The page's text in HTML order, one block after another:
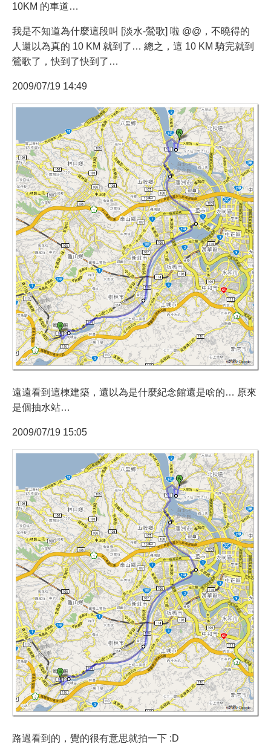
10KM 的車道…
我是不知道為什麼這段叫 [淡水-鶯歌] 啦 @@，不曉得的
人還以為真的 10 KM 就到了… 總之，這 10 KM 騎完就到
鶯歌了，快到了快到了…
2009/07/19 14:49
遠遠看到這棟建築，還以為是什麼紀念館還是啥的… 原來
是個抽水站…
2009/07/19 15:05
路過看到的，覺的很有意思就拍一下 :D